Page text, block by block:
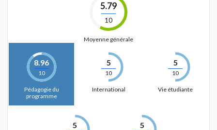
5.79
10
Moyenne générale
8.96
10
Pédagogie du
programme
5
10
International
5
10
Vie étudiante
5 5